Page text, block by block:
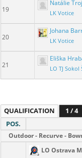
19
Natálie
LK Votice
20
Johana
LK Votice
21
Eliška
LO TJ Sokol
QUALIFICATION 1 / 4
POS.
Outdoor - Recurve -
LO Ostrava